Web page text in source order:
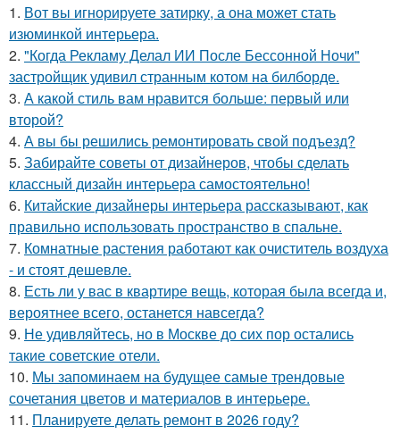
1. Вот вы игнорируете затирку, а она может стать
изюминкой интерьера.
2. "Когда Рекламу Делал ИИ После Бессонной Ночи"
застройщик удивил странным котом на билборде.
3. А какой стиль вам нравится больше: первый или
второй?
4. А вы бы решились ремонтировать свой подъезд?
5. Забирайте советы от дизайнеров, чтобы сделать
классный дизайн интерьера самостоятельно!
6. Китайские дизайнеры интерьера рассказывают, как
правильно использовать пространство в спальне.
7. Комнатные растения работают как очиститель воздуха
- и стоят дешевле.
8. Есть ли у вас в квартире вещь, которая была всегда и,
вероятнее всего, останется навсегда?
9. Не удивляйтесь, но в Москве до сих пор остались
такие советские отели.
10. Мы запоминаем на будущее самые трендовые
сочетания цветов и материалов в интерьере.
11. Планируете делать ремонт в 2026 году?